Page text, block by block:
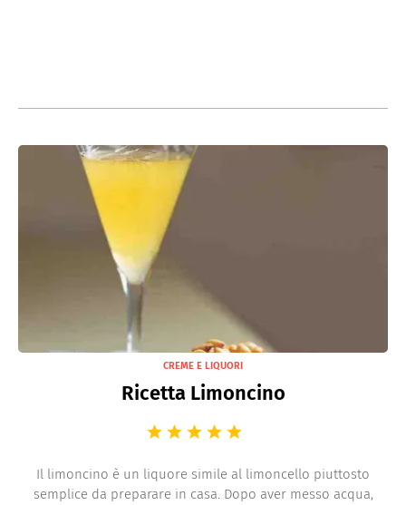
CREME E LIQUORI
Ricetta Limoncino
Il limoncino è un liquore simile al limoncello piuttosto
semplice da preparare in casa. Dopo aver messo acqua,